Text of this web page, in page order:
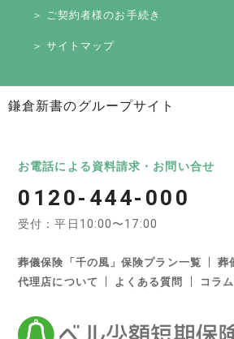
＞ ご契約者様のお手続き
＞ サイトマップ
鎌倉新書のグループサイト
いいお墓 Life.（ライフドット） いい
いいお墓-ペット霊園版 樹木葬なび
寺院墓地.com 優良墓石・石材店ガイド
お墓の引越し＆墓じまいくん
いい葬儀 いいお坊さん
お電話による資料請求・お問い合せ
0120-444-000
受付：平日10:00〜17:00
葬儀保険「千の風」保険プラン一覧
葬
代理店について
よくある質問 コラム